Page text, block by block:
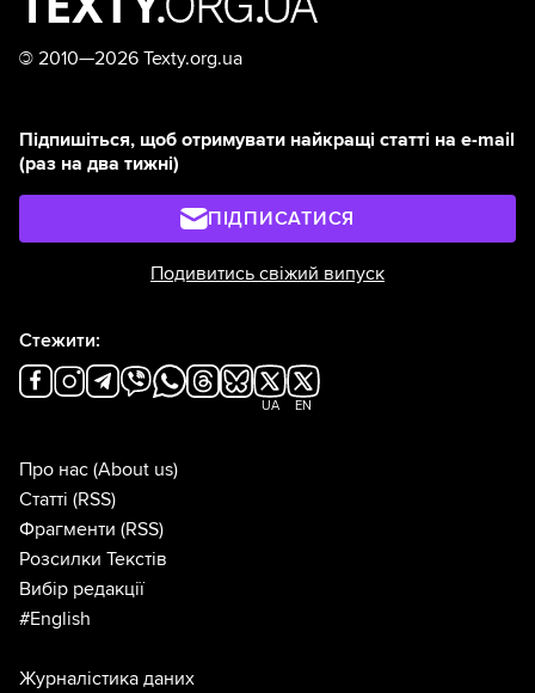
© 2010—2026 Texty.org.ua
Підпишіться, щоб отримувати найкращі статті на e-mail
(раз на два тижні)
ПІДПИСАТИСЯ
Подивитись свіжий випуск
Стежити:
UA EN
Про нас (About us)
Статті (RSS)
Фрагменти (RSS)
Розсилки Текстів
Вибір редакції
#English
Журналістика даних